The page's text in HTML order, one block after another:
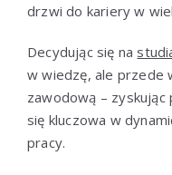
drzwi do kariery w
Decydując się na
w wiedzę, ale przede
zawodową –
się kluczowa w
pracy.